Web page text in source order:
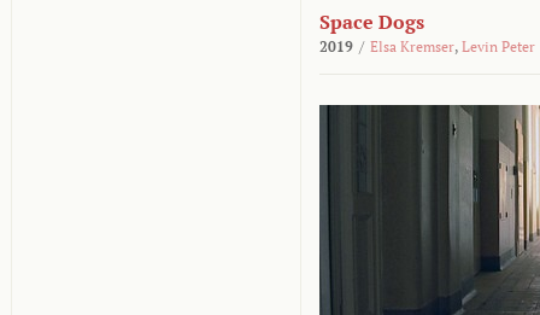
Space Dogs
2019 / Elsa Kremser, Levin Peter